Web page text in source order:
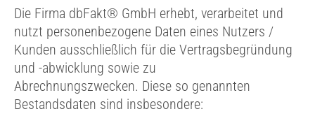
Die Firma dbFakt® GmbH erhebt, verarbeitet und
nutzt personenbezogene Daten eines Nutzers /
Kunden ausschließlich für die Vertragsbegründung
und -abwicklung sowie zu
Abrechnungszwecken. Diese so genannten
Bestandsdaten sind insbesondere: